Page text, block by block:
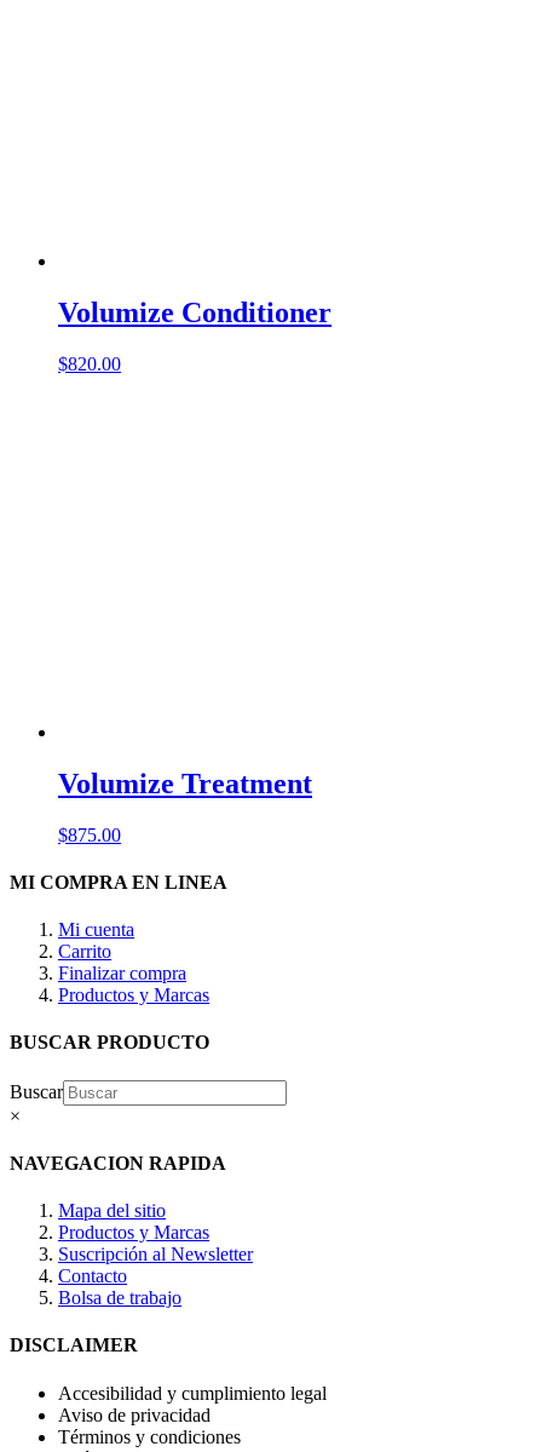
Volumize Conditioner
$820.00
Volumize Treatment
$875.00
MI COMPRA EN LINEA
Mi cuenta
Carrito
Finalizar compra
Productos y Marcas
BUSCAR PRODUCTO
Buscar
×
NAVEGACION RAPIDA
Mapa del sitio
Productos y Marcas
Suscripción al Newsletter
Contacto
Bolsa de trabajo
DISCLAIMER
Accesibilidad y cumplimiento legal
Aviso de privacidad
Términos y condiciones